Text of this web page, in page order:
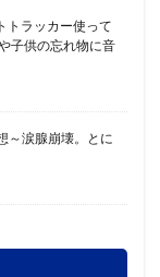
トラッカー使って
子供の忘れ物に音
～涙腺崩壊。とに